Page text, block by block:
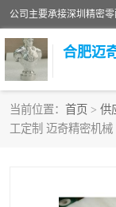
合肥迈
当前位置： 首页 > 供
工定制 迈奇精密机
铣床加工